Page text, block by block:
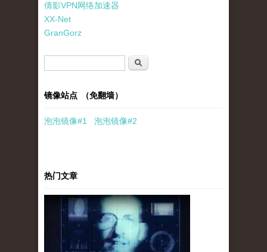
倩影VPN网络加速器
XX-Net
GranGorz
搜索
镜像站点 （免翻墙）
泡泡镜像#1 泡泡镜像#2
热门文章